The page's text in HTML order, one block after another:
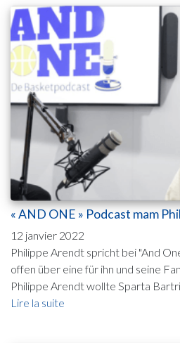
« AND ONE » Podcast mam
12 janvier 2022
Philippe Arendt spricht bei "And
offen über eine für ihn und seine
Philippe Arendt wollte Sparta
Lire la suite